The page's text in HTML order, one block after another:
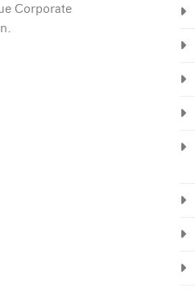
Corporate